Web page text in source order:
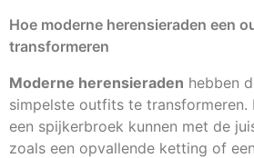
Hoe moderne herensieraden een
transformeren
Moderne herensieraden hebben
simpelste outfits te transformeren.
een spijkerbroek kunnen met de
zoals een opvallende ketting of